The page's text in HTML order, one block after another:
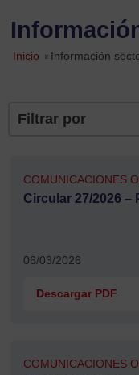
Inicio » Información
Filtrar por
COMUNICACIONES
Circular 27/2026 –
06/03/2026
Descargar PDF
COMUNICACIONES